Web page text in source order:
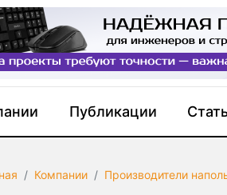
Публикации
Компании Производители